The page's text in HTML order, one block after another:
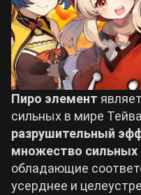
Crimson Desert
Zenless Zone Zero
Kingdom Come:
Path of Exile 2
Билды Arknights:
Билды Wuthering
Билды Cyberpunk
Билды Path of
Пиро элемент
сильных в мире
разрушительный
множество сильных
обладающие
усерднее и